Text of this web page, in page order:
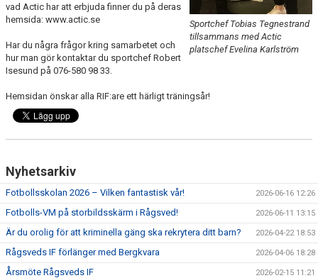
RÅGSVEDS IF I MEDIA
FONDER
Sportchef Tobias Tegnestrand
tillsammans med Actic
platschef Evelina Karlström
vad Actic har att erbjuda finner du på deras
hemsida: www.actic.se
Har du några frågor kring samarbetet och
hur man gör kontaktar du sportchef Robert
Isesund på 076-580 98 33.
Hemsidan önskar alla RIF:are ett härligt träningsår!
Nyhetsarkiv
Fotbollsskolan 2026 – Vilken fantastisk vår! 2026-06-16 12:26
Fotbolls-VM på storbildsskärm i Rågsved! 2026-06-11 13:15
Är du orolig för att kriminella gäng ska rekrytera ditt barn? 2026-04-22 18:53
Rågsveds IF förlänger med Bergkvara 2026-04-06 18:28
Årsmöte Rågsveds IF 2026-02-15 11:21